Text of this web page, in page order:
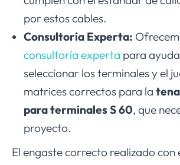
por estos cables.
Consultoría Experta:
consultoría experta para
seleccionar los terminales y el
matrices correctos para la
para terminales S 60, que
proyecto.
El engaste correcto realizado con